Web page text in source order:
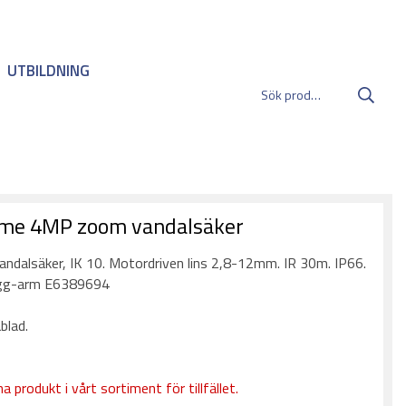
UTBILDNING
4MP zoom vandalsäker
IK 10. Motordriven lins 2,8-12mm. IR 30m. IP66.
arm E6389694
produkt i vårt sortiment för tillfället.